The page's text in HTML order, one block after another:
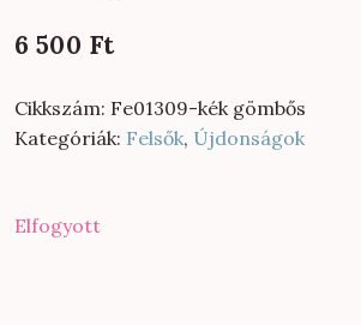
6 500 Ft
Cikkszám: Fe01309-kék gömbős
Kategóriák: Felsők, Újdonságok
Elfogyott